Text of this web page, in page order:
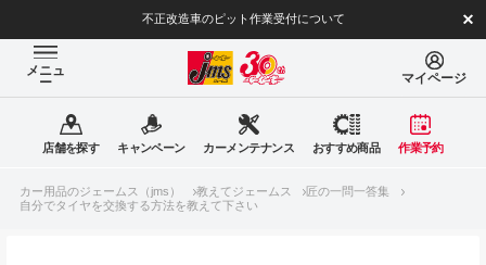
不正改造車のピット作業受付について
メニュ
ー マイページ
店舗を探す キャンペーン カーメンテナンス おすすめ商品 作業予約
カー用品のジェームス（jms） 教えてジェームス
匠の一問一答集
自分でタイヤを交換する方法を教えて下さい